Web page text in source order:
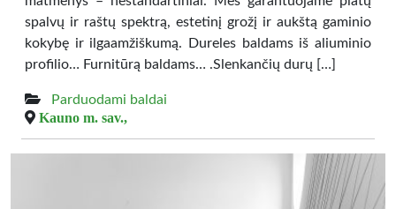
spalvų ir raštų spektrą, estetinį grožį ir aukštą gaminio
kokybę ir ilgaamžiškumą. Dureles baldams iš aliuminio
profilio… Furnitūrą baldams… .Slenkančių durų […]
Parduodami baldai
Kauno m. sav.,